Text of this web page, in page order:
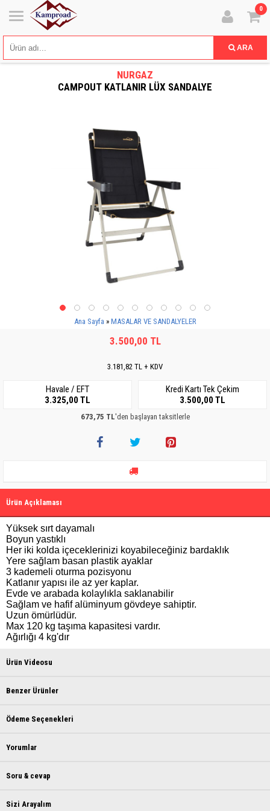
0
ARA
NURGAZ
CAMPOUT KATLANIR LÜX SANDALYE
Ana Sayfa MASALAR VE SANDALYELER
3.500,00 TL
3.181,82 TL + KDV
Havale / EFT
3.325,00 TL
Kredi Kartı Tek Çekim
3.500,00 TL
673,75 TL'den başlayan taksitlerle
Ürün Açıklaması
Yüksek sırt dayamalı
Boyun yastıklı
Her iki kolda içeceklerinizi koyabileceğiniz bardaklık
Yere sağlam basan plastik ayaklar
3 kademeli oturma pozisyonu
Katlanır yapısı ile az yer kaplar.
Evde ve arabada kolaylıkla saklanabilir
Sağlam ve hafif alüminyum gövdeye sahiptir.
Uzun ömürlüdür.
Max 120 kg taşıma kapasitesi vardır.
Ağırlığı 4 kg'dır
Ürün Videosu
Benzer Ürünler
Ödeme Seçenekleri
Yorumlar
Soru & cevap
Sizi Arayalım